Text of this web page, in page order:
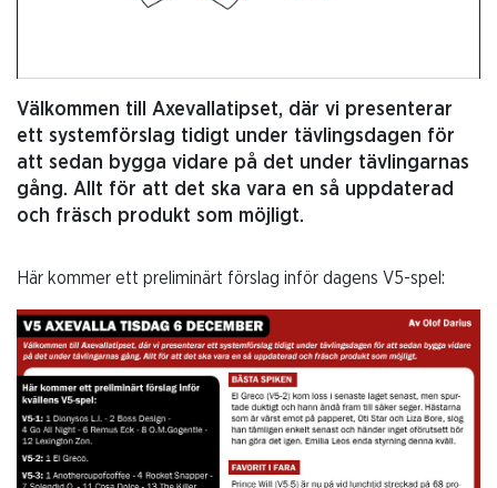
Välkommen till Axevallatipset, där vi presenterar
ett systemförslag tidigt under tävlingsdagen för
att sedan bygga vidare på det under tävlingarnas
gång. Allt för att det ska vara en så uppdaterad
och fräsch produkt som möjligt.
Här kommer ett preliminärt förslag inför dagens V5-spel: